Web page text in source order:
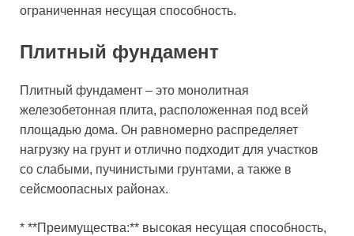
ограниченная несущая способность.
Плитный фундамент
Плитный фундамент – это монолитная
железобетонная плита, расположенная под всей
площадью дома. Он равномерно распределяет
нагрузку на грунт и отлично подходит для участков
со слабыми, пучинистыми грунтами, а также в
сейсмоопасных районах.
* **Преимущества:** высокая несущая способность,